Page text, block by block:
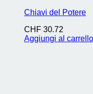
Chiavi del Potere
CHF 30.72
Aggiungi al carrello